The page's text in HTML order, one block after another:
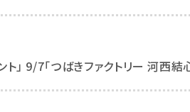
9/7「つばきファクトリー 河西